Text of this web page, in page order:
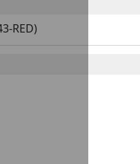
RED)